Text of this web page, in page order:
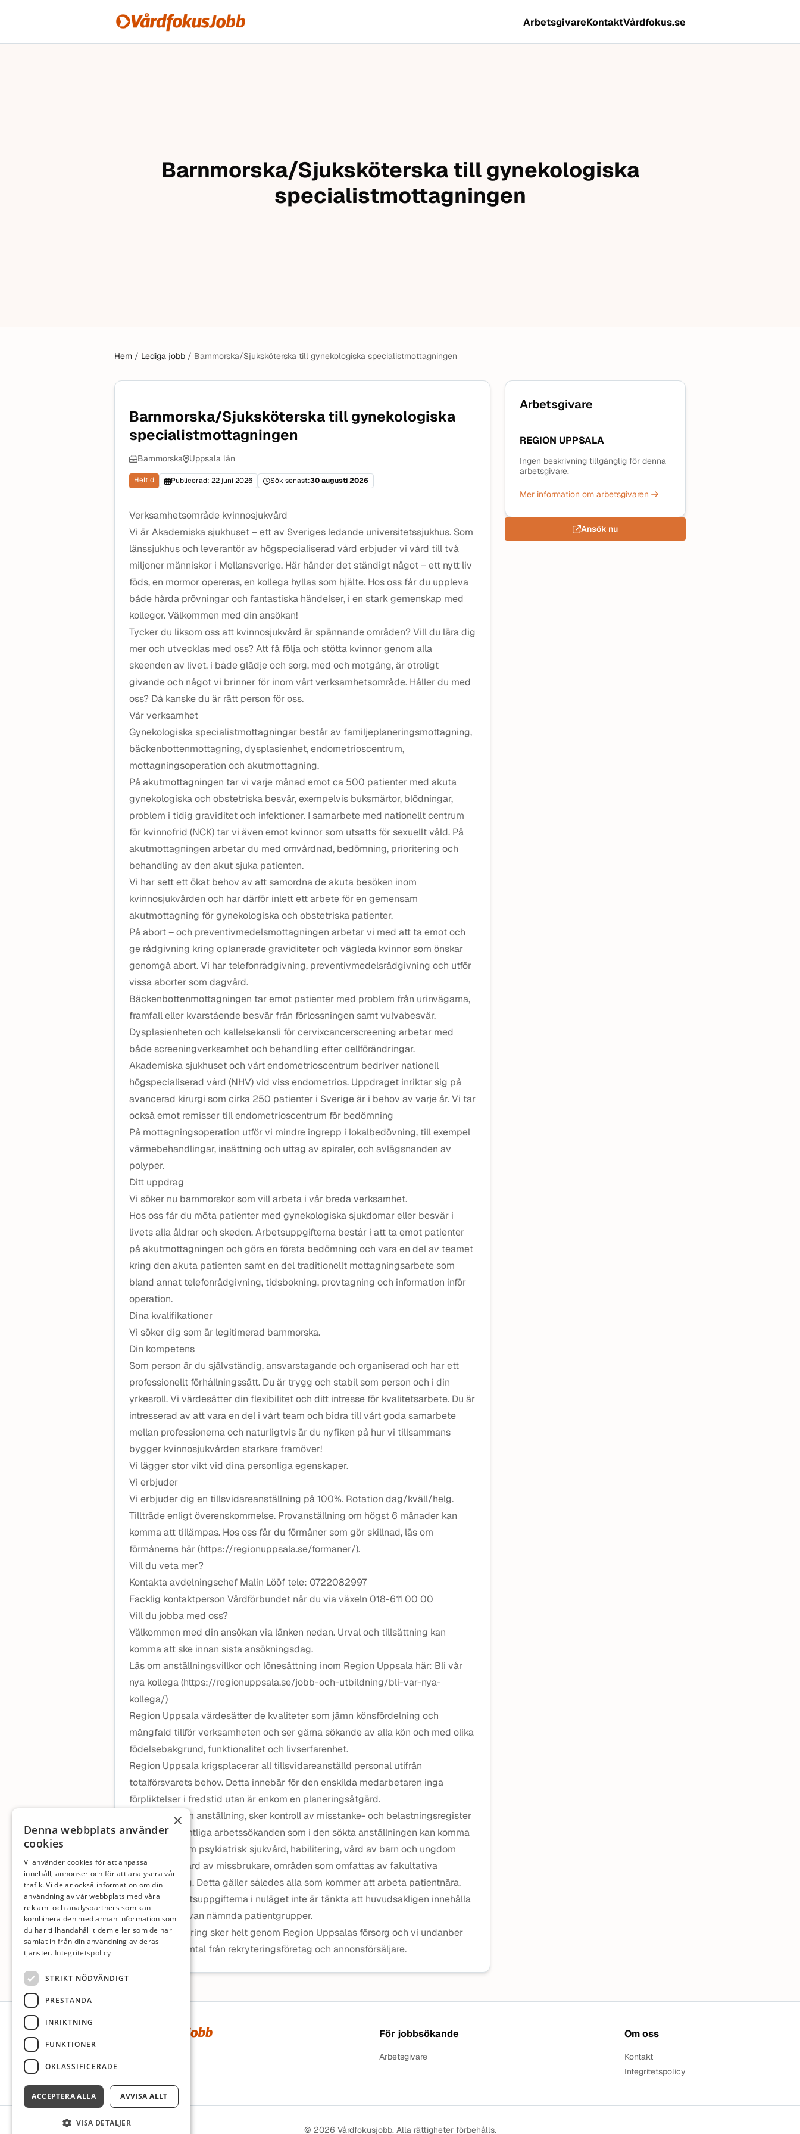
Hoppa till innehåll
Vårdfokusjobb ArbetsgivareKontaktVårdfokus.se
Barnmorska/Sjuksköterska till gynekologiska
specialistmottagningen
Hem / Lediga jobb / Barnmorska/Sjuksköterska till gynekologiska specialistmottagningen
Barnmorska/Sjuksköterska till gynekologiska
specialistmottagningen
Barnmorska Uppsala län
Heltid Publicerad: 22 juni 2026 Sök senast:30 augusti 2026
Verksamhetsområde kvinnosjukvård
Vi är Akademiska sjukhuset – ett av Sveriges ledande universitetssjukhus. Som
länssjukhus och leverantör av högspecialiserad vård erbjuder vi vård till två
miljoner människor i Mellansverige. Här händer det ständigt något – ett nytt liv
föds, en mormor opereras, en kollega hyllas som hjälte. Hos oss får du uppleva
både hårda prövningar och fantastiska händelser, i en stark gemenskap med
kollegor. Välkommen med din ansökan!
Tycker du liksom oss att kvinnosjukvård är spännande områden? Vill du lära dig
mer och utvecklas med oss? Att få följa och stötta kvinnor genom alla
skeenden av livet, i både glädje och sorg, med och motgång, är otroligt
givande och något vi brinner för inom vårt verksamhetsområde. Håller du med
oss? Då kanske du är rätt person för oss.
Vår verksamhet
Gynekologiska specialistmottagningar består av familjeplaneringsmottagning,
bäckenbottenmottagning, dysplasienhet, endometrioscentrum,
mottagningsoperation och akutmottagning.
På akutmottagningen tar vi varje månad emot ca 500 patienter med akuta
gynekologiska och obstetriska besvär, exempelvis buksmärtor, blödningar,
problem i tidig graviditet och infektioner. I samarbete med nationellt centrum
för kvinnofrid (NCK) tar vi även emot kvinnor som utsatts för sexuellt våld. På
akutmottagningen arbetar du med omvårdnad, bedömning, prioritering och
behandling av den akut sjuka patienten.
Vi har sett ett ökat behov av att samordna de akuta besöken inom
kvinnosjukvården och har därför inlett ett arbete för en gemensam
akutmottagning för gynekologiska och obstetriska patienter.
På abort – och preventivmedelsmottagningen arbetar vi med att ta emot och
ge rådgivning kring oplanerade graviditeter och vägleda kvinnor som önskar
genomgå abort. Vi har telefonrådgivning, preventivmedelsrådgivning och utför
vissa aborter som dagvård.
Bäckenbottenmottagningen tar emot patienter med problem från urinvägarna,
framfall eller kvarstående besvär från förlossningen samt vulvabesvär.
Dysplasienheten och kallelsekansli för cervixcancerscreening arbetar med
både screeningverksamhet och behandling efter cellförändringar.
Akademiska sjukhuset och vårt endometrioscentrum bedriver nationell
högspecialiserad vård (NHV) vid viss endometrios. Uppdraget inriktar sig på
avancerad kirurgi som cirka 250 patienter i Sverige är i behov av varje år. Vi tar
också emot remisser till endometrioscentrum för bedömning
På mottagningsoperation utför vi mindre ingrepp i lokalbedövning, till exempel
värmebehandlingar, insättning och uttag av spiraler, och avlägsnanden av
polyper.
Ditt uppdrag
Vi söker nu barnmorskor som vill arbeta i vår breda verksamhet.
Hos oss får du möta patienter med gynekologiska sjukdomar eller besvär i
livets alla åldrar och skeden. Arbetsuppgifterna består i att ta emot patienter
på akutmottagningen och göra en första bedömning och vara en del av teamet
kring den akuta patienten samt en del traditionellt mottagningsarbete som
bland annat telefonrådgivning, tidsbokning, provtagning och information inför
operation.
Dina kvalifikationer
Vi söker dig som är legitimerad barnmorska.
Din kompetens
Som person är du självständig, ansvarstagande och organiserad och har ett
professionellt förhållningssätt. Du är trygg och stabil som person och i din
yrkesroll. Vi värdesätter din flexibilitet och ditt intresse för kvalitetsarbete. Du är
intresserad av att vara en del i vårt team och bidra till vårt goda samarbete
mellan professionerna och naturligtvis är du nyfiken på hur vi tillsammans
bygger kvinnosjukvården starkare framöver!
Vi lägger stor vikt vid dina personliga egenskaper.
Vi erbjuder
Vi erbjuder dig en tillsvidareanställning på 100%. Rotation dag/kväll/helg.
Tillträde enligt överenskommelse. Provanställning om högst 6 månader kan
komma att tillämpas. Hos oss får du förmåner som gör skillnad, läs om
förmånerna här (https://regionuppsala.se/formaner/).
Vill du veta mer?
Kontakta avdelningschef Malin Lööf tele: 0722082997
Facklig kontaktperson Vårdförbundet når du via växeln 018-611 00 00
Vill du jobba med oss?
Välkommen med din ansökan via länken nedan. Urval och tillsättning kan
komma att ske innan sista ansökningsdag.
Läs om anställningsvillkor och lönesättning inom Region Uppsala här: Bli vår
nya kollega (https://regionuppsala.se/jobb-och-utbildning/bli-var-nya-
kollega/)
Region Uppsala värdesätter de kvaliteter som jämn könsfördelning och
mångfald tillför verksamheten och ser gärna sökande av alla kön och med olika
födelsebakgrund, funktionalitet och livserfarenhet.
Region Uppsala krigsplacerar all tillsvidareanställd personal utifrån
totalförsvarets behov. Detta innebär för den enskilda medarbetaren inga
förpliktelser i fredstid utan är enkom en planeringsåtgärd.
Inför beslut om anställning, sker kontroll av misstanke- och belastningsregister
avseende samtliga arbetssökanden som i den sökta anställningen kan komma
att arbeta inom psykiatrisk sjukvård, habilitering, vård av barn och ungdom
eller tvångsvård av missbrukare, områden som omfattas av fakultativa
registerutdrag. Detta gäller således alla som kommer att arbeta patientnära,
även om arbetsuppgifterna i nuläget inte är tänkta att huvudsakligen innehålla
arbete med ovan nämnda patientgrupper.
Denna rekrytering sker helt genom Region Uppsalas försorg och vi undanber
oss telefonsamtal från rekryteringsföretag och annonsförsäljare.
Arbetsgivare
REGION UPPSALA
Ingen beskrivning tillgänglig för denna
arbetsgivare.
Mer information om arbetsgivaren
Ansök nu
Sidfot
För jobbsökande
Arbetsgivare
Om oss
Kontakt
Integritetspolicy
© 2026 Vårdfokusjobb. Alla rättigheter förbehålls.
×
Denna webbplats använder
cookies
Vi använder cookies för att anpassa
innehåll, annonser och för att analysera vår
trafik. Vi delar också information om din
användning av vår webbplats med våra
reklam- och analyspartners som kan
kombinera den med annan information som
du har tillhandahållit dem eller som de har
samlat in från din användning av deras
tjänster. Integritetspolicy
STRIKT NÖDVÄNDIGT
PRESTANDA
INRIKTNING
FUNKTIONER
OKLASSIFICERADE
ACCEPTERA ALLA AVVISA ALLT
VISA DETALJER